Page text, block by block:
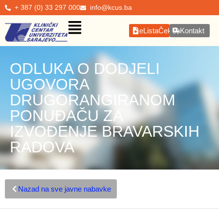
+ 387 (0) 33 297 000 info@kcus.ba
eListaČekanjaKontakt
ODLUKA O DODJELI
UGOVORA
DRUGORANGIRANOM
PONUĐAČU ZA
IZVOĐENJE BRAVARSKIH
RADOVA
Nazad na sve javne nabavke